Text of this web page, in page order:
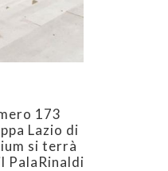
173
Lazio di
si terrà
PalaRinaldi